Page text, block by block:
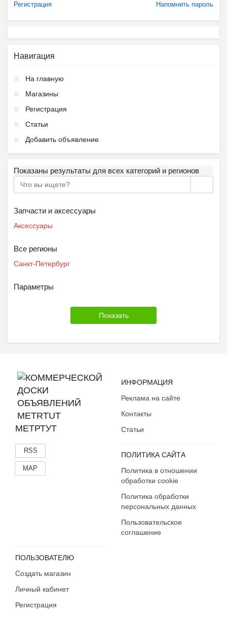
Регистрация Напомнить пароль
Навигация
На главную
Магазины
Регистрация
Статьи
Добавить объявление
Показаны результаты для всех категорий и регионов
Запчасти и аксессуары
Аксессуары
Все регионы
Санкт-Петербург
Параметры
МЕТРТУТ
RSS
MAP
ИНФОРМАЦИЯ
Реклама на сайте
Контакты
Статьи
ПОЛИТИКА САЙТА
Политика в отношении
обработки cookie
Политика обработки
персональных данных
Пользовательское
соглашение
ПОЛЬЗОВАТЕЛЮ
Создать магазин
Личный кабинет
Регистрация